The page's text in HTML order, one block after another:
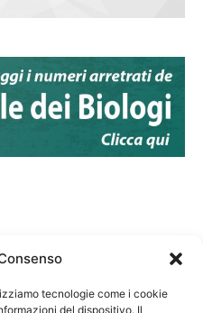
tecnologie come i cookie
del dispositivo. Il